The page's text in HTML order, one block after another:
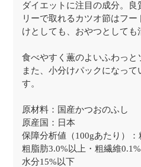
ダイエットに注目の成分。
リーで取れるカツオ節はフ
けとしても、おやつとしても
食べやすく薫のよいふわっと
また、小分けパックになっ
す。
原材料：国産かつおのふし
原産国：日本
保障分析値（100gあたり）：
粗脂肪3.0%以上・粗繊維
水分15%以下